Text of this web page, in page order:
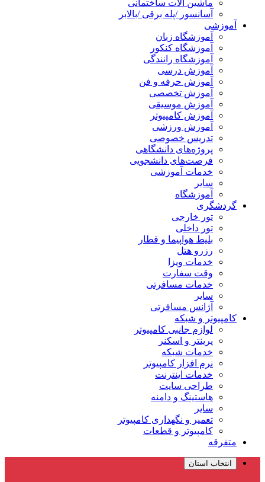
ماشین آلات ساختمانی
آسانسور /پله برقی /بالابر
آموزشی
آموزشگاه زبان
آموزشگاه کنکور
آموزشگاه رانندگی
آموزش درسی
آموزش حرفه و فن
آموزش تخصصی
آموزش موسیقی
آموزش کامپیوتر
آموزش ورزشی
تدریس خصوصی
پروژه‌های دانشگاهی
فرصت‌های دانشجویی
خدمات آموزشی
سایر
آموزشگاه
گردشگری
تور خارجی
تور داخلی
بلیط هواپیما و قطار
رزرو هتل
خدمات ویزا
وقت سفارت
خدمات مسافرتی
سایر
آژانس مسافرتی
کامپیوتر و شبکه
لوازم جانبی کامپیوتر
پرینتر و اسکنر
خدمات شبکه
نرم افزار کامپیوتر
خدمات اینترنت
طراحی سایت
هاستینگ و دامنه
سایر
تعمیر و نگهداری کامپیوتر
کامپیوتر و قطعات
متفرقه
انتخاب استان